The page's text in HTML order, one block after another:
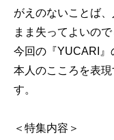
がえのないことば
まま失ってよいの
今回の『YUCARI』
本人のこころを表
す。
＜特集内容＞